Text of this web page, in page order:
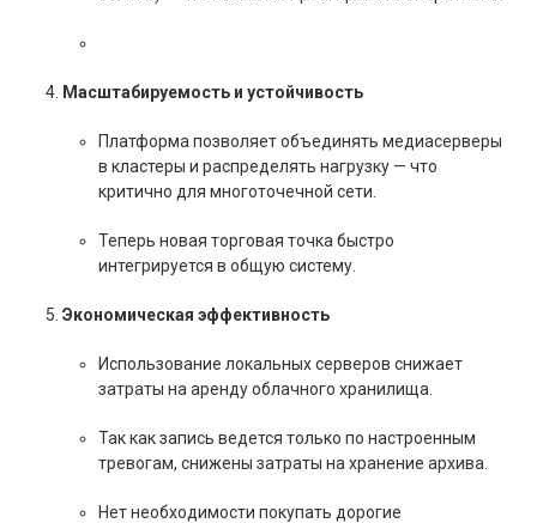
Масштабируемость и устойчивость
Платформа позволяет объединять медиасерверы
в кластеры и распределять нагрузку — что
критично для многоточечной сети.
Теперь новая торговая точка быстро
интегрируется в общую систему.
Экономическая эффективность
Использование локальных серверов снижает
затраты на аренду облачного хранилища.
Так как запись ведется только по настроенным
тревогам, снижены затраты на хранение архива.
Нет необходимости покупать дорогие